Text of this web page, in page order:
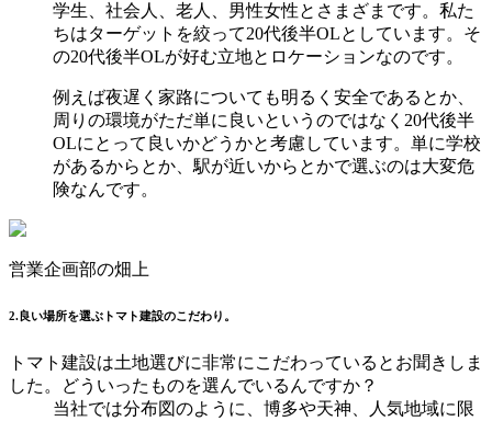
学生、社会人、老人、男性女性とさまざまです。私た
ちはターゲットを絞って20代後半OLとしています。そ
の20代後半OLが好む立地とロケーションなのです。
例えば夜遅く家路についても明るく安全であるとか、
周りの環境がただ単に良いというのではなく20代後半
OLにとって良いかどうかと考慮しています。単に学校
があるからとか、駅が近いからとかで選ぶのは大変危
険なんです。
営業企画部の畑上
2.良い場所を選ぶトマト建設のこだわり。
トマト建設は土地選びに非常にこだわっているとお聞きしま
した。どういったものを選んでいるんですか？
当社では分布図のように、博多や天神、人気地域に限